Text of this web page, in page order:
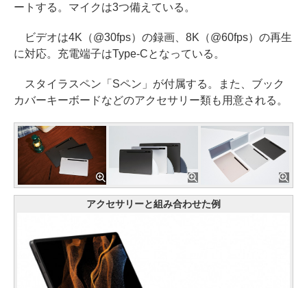
ートする。マイクは3つ備えている。
ビデオは4K（@30fps）の録画、8K（@60fps）の再生
に対応。充電端子はType-Cとなっている。
スタイラスペン「Sペン」が付属する。また、ブック
カバーキーボードなどのアクセサリー類も用意される。
アクセサリーと組み合わせた例